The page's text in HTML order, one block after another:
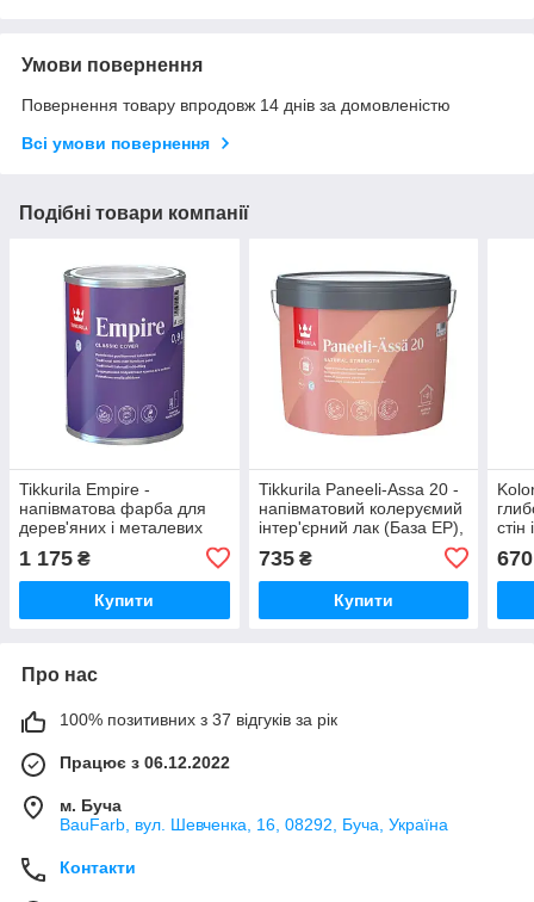
Умови повернення
Повернення товару впродовж 14 днів за домовленістю
Всі умови повернення
Подібні товари компанії
Tikkurila Empire -
напівматова фарба для
дерев'яних і металевих
1 175 ₴
Купити
Tikkurila Paneeli-Assa 20 -
напівматовий колеруємий
інтер'єрний лак (База EP),
735₴
Купити
670
Про нас
100% позитивних з 37 відгуків за рік
Працює з 06.12.2022
м. Буча
BauFarb, вул. Шевченка, 16, 08292, Буча, Україна
Контакти